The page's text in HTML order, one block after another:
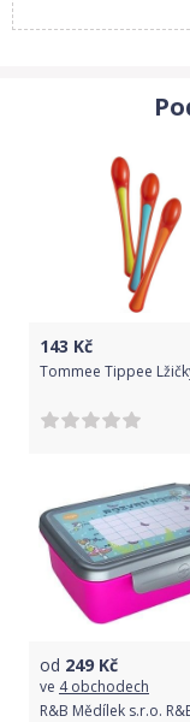
143 Kč
od 249 Kč
ve 4 obchodech